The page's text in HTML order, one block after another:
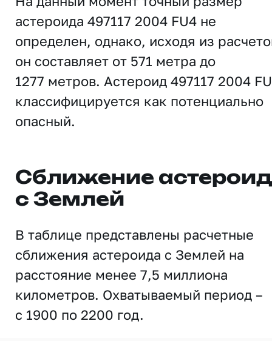
астероида 497117 2004 FU4 не
определен, однако, исходя из
он составляет от 571 метра до
1277 метров. Астероид 497117 2004
классифицируется как потенциально
опасный.
Сближение
с Землей
В таблице представлены расчетные
сближения астероида с Землей на
расстояние менее 7,5 миллиона
километров. Охватываемый период –
с 1900 по 2200 год.